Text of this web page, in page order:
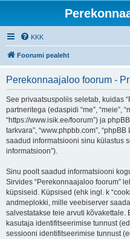
KKK
Foorumi pealeht
Perekonnaajaloo foorum -
See privaatsuspoliis seletab, kuidas
partneritega (edaspidi “me”, “meie”,
“https://www.isik.ee/foorum”) ja
tarkvara”, “www.phpbb.com”,
saadud informatsiooni sinu külastus
informatsioon”).
Sinu poolt saadud informatsiooni
Sirvides “Perekonnaajaloo foorum”
küpsiseid. Küpsised (ehk ingl. k
andmeplokki, mille veebiserver
salvestatakse teie arvuti
kasutaja identifitseerimise tunnust
sessiooni identifitseerimise tunnust